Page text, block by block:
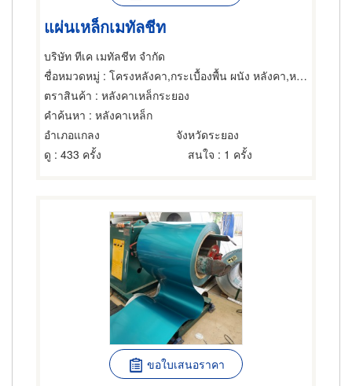
แผ่นเหล็กเมทัลชีท
บริษัท ทีเค เมทัลชีท จำกัด
ชื่อหมวดหมู่ : โครงหลังคา,กระเบื้องพื้น ผนัง หลังคา,หลังคา
ตราสินค้า : หลังคาเหล็กระยอง
คำค้นหา : หลังคาเหล็ก
อำเภอแกลง
จังหวัดระยอง
ดู : 433 ครั้ง สนใจ : 1 ครั้ง
ขอใบเสนอราคา